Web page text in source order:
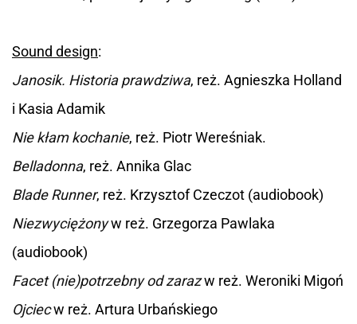
Sound design:
Janosik. Historia prawdziwa, reż. Agnieszka Holland
i Kasia Adamik
Nie kłam kochanie, reż. Piotr Wereśniak.
Belladonna, reż. Annika Glac
Blade Runner, reż. Krzysztof Czeczot (audiobook)
Niezwyciężonyw reż. Grzegorza Pawlaka
(audiobook)
Facet (nie)potrzebny od zarazw reż. Weroniki Migoń
Ojciecw reż. Artura Urbańskiego